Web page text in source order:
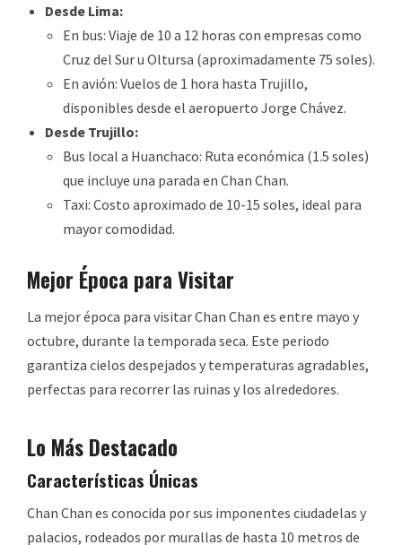
Desde Lima:
En bus: Viaje de 10 a 12 horas con empresas como
Cruz del Sur u Oltursa (aproximadamente 75 soles).
En avión: Vuelos de 1 hora hasta Trujillo,
disponibles desde el aeropuerto Jorge Chávez.
Desde Trujillo:
Bus local a Huanchaco: Ruta económica (1.5 soles)
que incluye una parada en Chan Chan.
Taxi: Costo aproximado de 10-15 soles, ideal para
mayor comodidad.
Mejor Época para Visitar
La mejor época para visitar Chan Chan es entre mayo y
octubre, durante la temporada seca. Este periodo
garantiza cielos despejados y temperaturas agradables,
perfectas para recorrer las ruinas y los alrededores.
Lo Más Destacado
Características Únicas
Chan Chan es conocida por sus imponentes ciudadelas y
palacios, rodeados por murallas de hasta 10 metros de